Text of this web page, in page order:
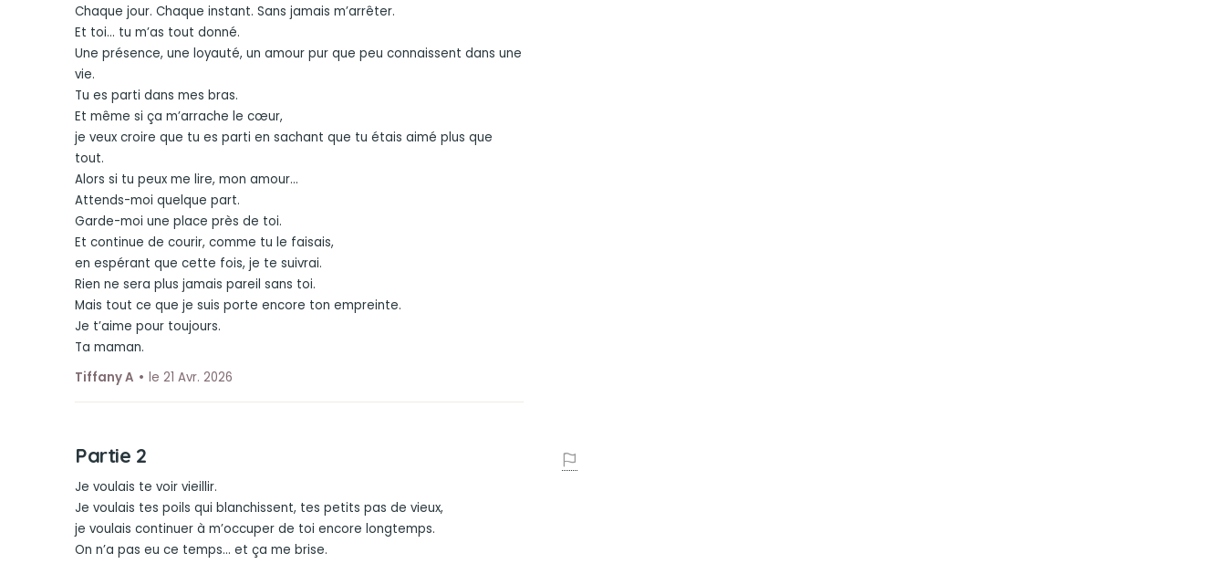
Chaque jour. Chaque instant. Sans jamais m’arrêter.
Et toi… tu m’as tout donné.
Une présence, une loyauté, un amour pur que peu connaissent dans une
vie.
Tu es parti dans mes bras.
Et même si ça m’arrache le cœur,
je veux croire que tu es parti en sachant que tu étais aimé plus que
tout.
Alors si tu peux me lire, mon amour…
Attends-moi quelque part.
Garde-moi une place près de toi.
Et continue de courir, comme tu le faisais,
en espérant que cette fois, je te suivrai.
Rien ne sera plus jamais pareil sans toi.
Mais tout ce que je suis porte encore ton empreinte.
Je t’aime pour toujours.
Ta maman.
Tiffany A
le 21 Avr. 2026
Partie 2
Je voulais te voir vieillir.
Je voulais tes poils qui blanchissent, tes petits pas de vieux,
je voulais continuer à m’occuper de toi encore longtemps.
On n’a pas eu ce temps… et ça me brise.